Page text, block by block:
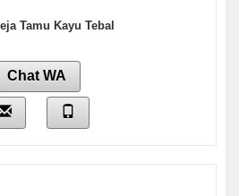
Tamu Kayu Tebal
Chat WA